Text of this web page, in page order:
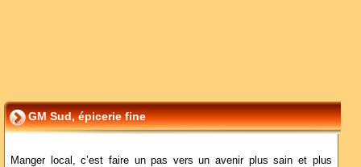
GM Sud, épicerie fine
Manger local, c’est faire un pas vers un avenir plus sain et plus